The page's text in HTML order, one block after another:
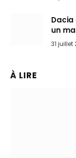
un
31 juillet
À LIRE